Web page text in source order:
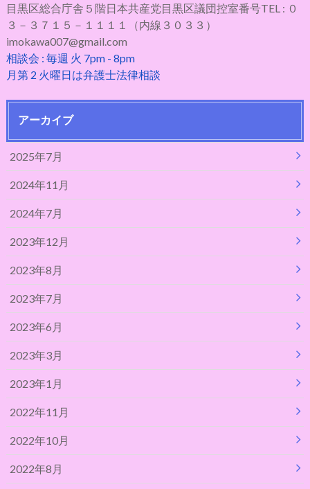
目黒区総合庁舎５階日本共産党目黒区議団控室番号TEL : ０
３－３７１５－１１１１（内線３０３３）
imokawa007@gmail.com
相談会 : 毎週 火 7pm - 8pm
月第 2 火曜日は弁護士法律相談
アーカイブ
2025年7月
2024年11月
2024年7月
2023年12月
2023年8月
2023年7月
2023年6月
2023年3月
2023年1月
2022年11月
2022年10月
2022年8月